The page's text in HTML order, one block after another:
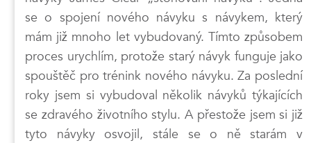
se o spojení nového návyku s návykem, který
mám již mnoho let vybudovaný. Tímto způsobem
proces urychlím, protože starý návyk funguje jako
spouštěč pro trénink nového návyku. Za poslední
roky jsem si vybudoval několik návyků týkajících
se zdravého životního stylu. A přestože jsem si již
tyto návyky osvojil, stále se o ně starám v